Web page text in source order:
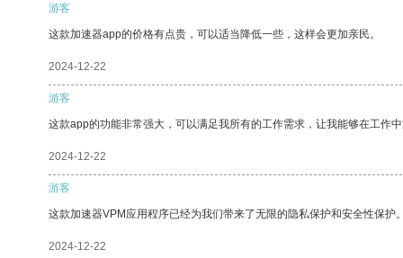
游客
这款加速器app的价格有点贵，可以适当降低一些，这样会更加亲民。
2024-12-22
游客
这款app的功能非常强大，可以满足我所有的工作需求，让我能够在工作中
2024-12-22
游客
这款加速器VPM应用程序已经为我们带来了无限的隐私保护和安全性保护。
2024-12-22